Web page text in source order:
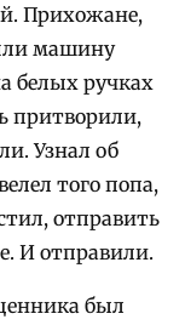
Прихожане,
машину
белых ручках
притворили,
Узнал об
того попа,
отправить
И отправили.
был